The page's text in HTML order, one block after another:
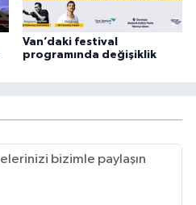
Van’daki festival
programında değişiklik